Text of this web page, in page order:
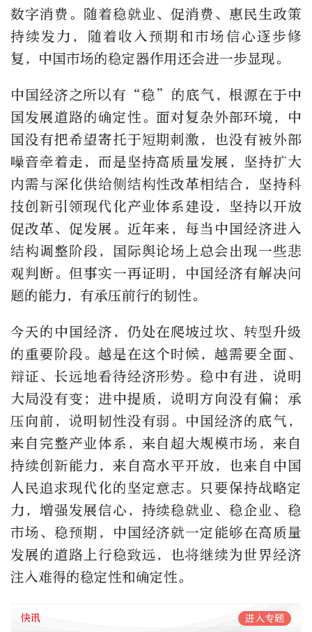
数字消费。随着稳就业、促消费、惠民生政策
持续发力，随着收入预期和市场信心逐步修
复，中国市场的稳定器作用还会进一步显现。
中国经济之所以有“稳”的底气，根源在于中
国发展道路的确定性。面对复杂外部环境，中
国没有把希望寄托于短期刺激，也没有被外部
噪音牵着走，而是坚持高质量发展，坚持扩大
内需与深化供给侧结构性改革相结合，坚持科
技创新引领现代化产业体系建设，坚持以开放
促改革、促发展。近年来，每当中国经济进入
结构调整阶段，国际舆论场上总会出现一些悲
观判断。但事实一再证明，中国经济有解决问
题的能力，有承压前行的韧性。
今天的中国经济，仍处在爬坡过坎、转型升级
的重要阶段。越是在这个时候，越需要全面、
辩证、长远地看待经济形势。稳中有进，说明
大局没有变；进中提质，说明方向没有偏；承
压向前，说明韧性没有弱。中国经济的底气，
来自完整产业体系，来自超大规模市场，来自
持续创新能力，来自高水平开放，也来自中国
人民追求现代化的坚定意志。只要保持战略定
力，增强发展信心，持续稳就业、稳企业、稳
市场、稳预期，中国经济就一定能够在高质量
发展的道路上行稳致远，也将继续为世界经济
注入难得的稳定性和确定性。
快讯 进入专题